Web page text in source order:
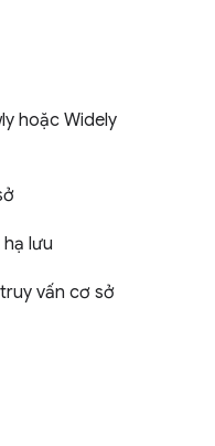
hoặc Widely
lưu
vấn cơ sở